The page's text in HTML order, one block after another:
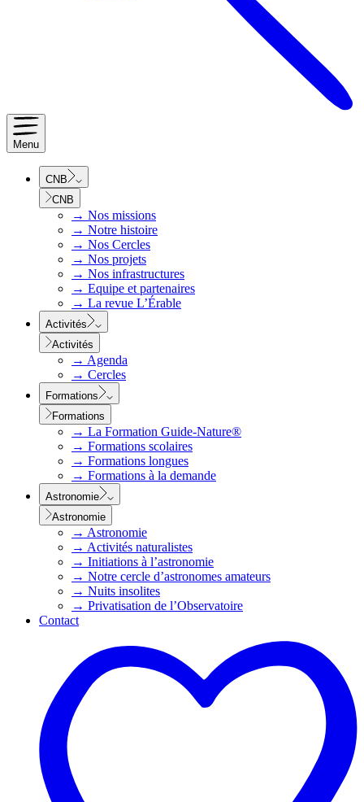
Menu
CNB
CNB
→ Nos missions
→ Notre histoire
→ Nos Cercles
→ Nos projets
→ Nos infrastructures
→ Equipe et partenaires
→ La revue L’Érable
Activités
Activités
→ Agenda
→ Cercles
Formations
Formations
→ La Formation Guide-Nature®
→ Formations scolaires
→ Formations longues
→ Formations à la demande
Astronomie
Astronomie
→ Astronomie
→ Activités naturalistes
→ Initiations à l’astronomie
→ Notre cercle d’astronomes amateurs
→ Nuits insolites
→ Privatisation de l’Observatoire
Contact